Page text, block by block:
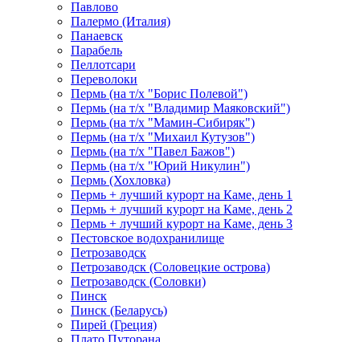
Павлово
Палермо (Италия)
Панаевск
Парабель
Пеллотсари
Переволоки
Пермь (на т/х "Борис Полевой")
Пермь (на т/х "Владимир Маяковский")
Пермь (на т/х "Мамин-Сибиряк")
Пермь (на т/х "Михаил Кутузов")
Пермь (на т/х "Павел Бажов")
Пермь (на т/х "Юрий Никулин")
Пермь (Хохловка)
Пермь + лучший курорт на Каме, день 1
Пермь + лучший курорт на Каме, день 2
Пермь + лучший курорт на Каме, день 3
Пестовское водохранилище
Петрозаводск
Петрозаводск (Соловецкие острова)
Петрозаводск (Соловки)
Пинск
Пинск (Беларусь)
Пирей (Греция)
Плато Путорана